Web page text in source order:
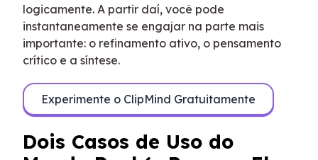
logicamente. A partir daí, você pode
instantaneamente se engajar na parte mais
importante: o refinamento ativo, o pensamento
crítico e a síntese.
Experimente o ClipMind Gratuitamente
Dois Casos de Uso do